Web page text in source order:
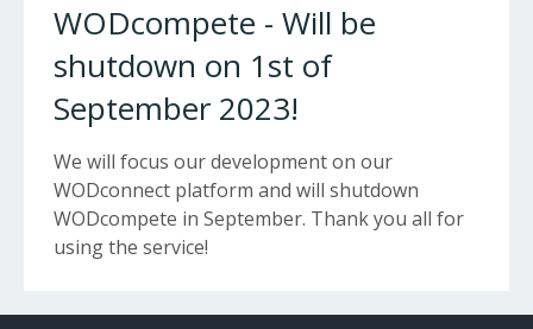
WODcompete - Will be
shutdown on 1st of
September 2023!
We will focus our development on our
WODconnect platform and will shutdown
WODcompete in September. Thank you all for
using the service!